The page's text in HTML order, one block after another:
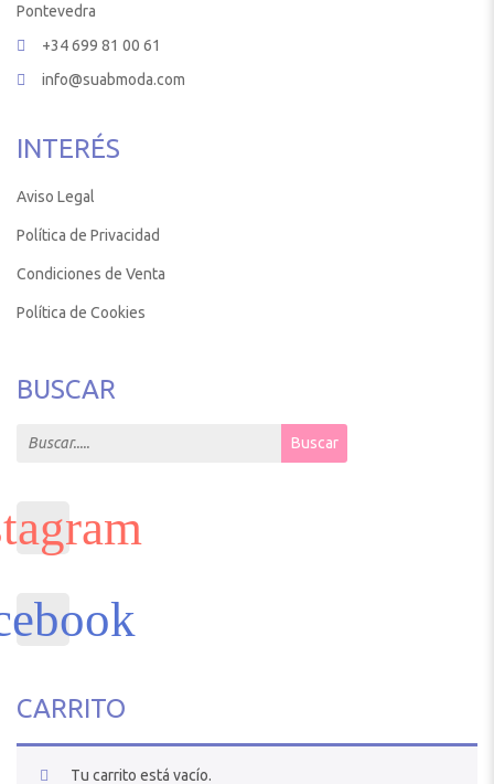
Pontevedra
+34 699 81 00 61
info@suabmoda.com
INTERÉS
Aviso Legal
Política de Privacidad
Condiciones de Venta
Política de Cookies
BUSCAR
Search for: Buscar
CARRITO
Tu carrito está vacío.